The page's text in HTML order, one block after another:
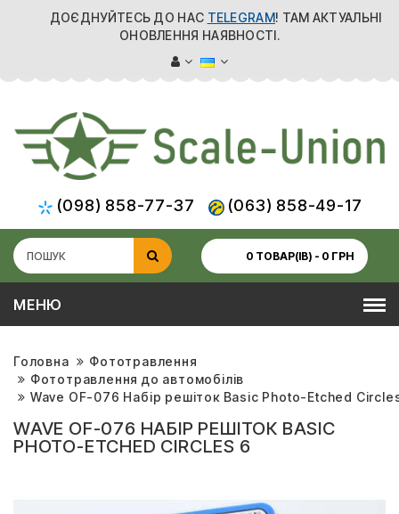
ДОЄДНУЙТЕСЬ ДО НАС TELEGRAM! ТАМ АКТУАЛЬНІ
ОНОВЛЕННЯ НАЯВНОСТІ.
(098) 858-77-37 (063) 858-49-17
0 ТОВАР(ІВ) - 0 ГРН
МЕНЮ
Головна
Фототравлення
Фототравлення до автомобілів
Wave OF-076 Набір решіток Basic Photo-Etched
WAVE OF-076 НАБІР РЕШІТОК BASIC
PHOTO-ETCHED CIRCLES 6